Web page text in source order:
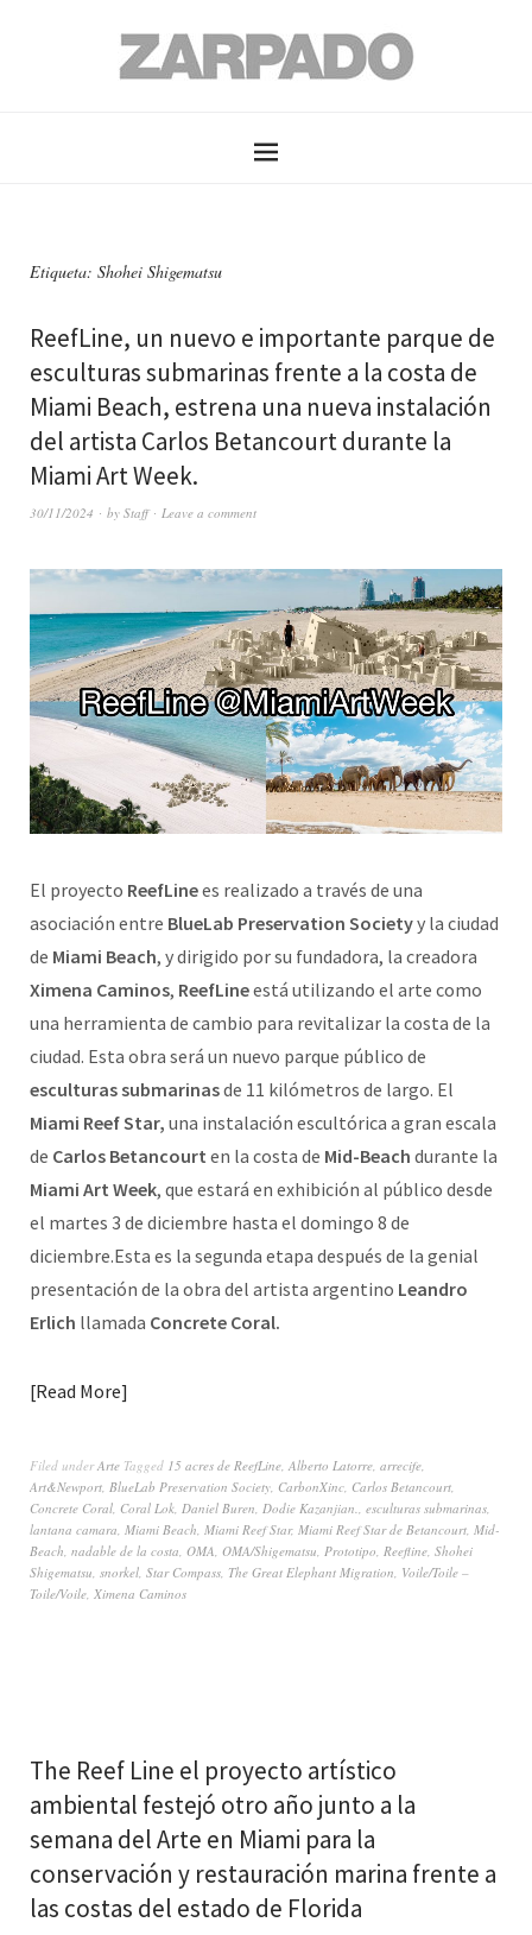
Etiqueta: Shohei Shigematsu
ReefLine, un nuevo e importante parque de
esculturas submarinas frente a la costa de
Miami Beach, estrena una nueva instalación
del artista Carlos Betancourt durante la
Miami Art Week.
30/11/2024 by Staff Leave a comment
El proyecto ReefLinees realizado a través de una
asociación entre BlueLab Preservation Societyy la ciudad
de Miami Beach, y dirigido por su fundadora, la creadora
Ximena Caminos, ReefLineestá utilizando el arte como
una herramienta de cambio para revitalizar la costa de la
ciudad. Esta obra será un nuevo parque público de
esculturas submarinasde 11 kilómetros de largo. El
Miami Reef Star, una instalación escultórica a gran escala
de Carlos Betancourt en la costa de Mid-Beach durante la
Miami Art Week, que estará en exhibición al público desde
el martes 3 de diciembre hasta el domingo 8 de
diciembre.Esta es la segunda etapa después de la genial
presentación de la obra del artista argentino Leandro
Erlich llamada Concrete Coral.
Read More
Filed underArte Tagged 15 acres de ReefLine, Alberto Latorre, arrecife,
Art&Newport, BlueLab Preservation Society, CarbonXinc, Carlos Betancourt,
Concrete Coral, Coral Lok, Daniel Buren, Dodie Kazanjian., esculturas submarinas,
lantana camara, Miami Beach, Miami Reef Star, Miami Reef Star de Betancourt, Mid-
Beach, nadable de la costa, OMA, OMA/Shigematsu, Prototipo, Reefline, Shohei
Shigematsu, snorkel, Star Compass, The Great Elephant Migration, Voile/Toile –
Toile/Voile, Ximena Caminos
The Reef Line el proyecto artístico
ambiental festejó otro año junto a la
semana del Arte en Miami para la
conservación y restauración marina frente a
las costas del estado de Florida